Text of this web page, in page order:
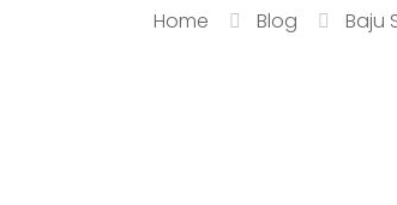
Home Blog Baju